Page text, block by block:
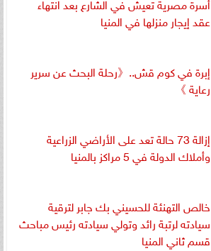
عقد إيجار منزلها في المنيا
إبرة في كوم قش..《رحلة البحث عن سرير
رعاية 》
إزالة 73 حالة تعد على الأراضي الزراعية
وأملاك الدولة في 5 مراكز بالمنيا
خالص التهنئة للحسيني بك جابر لترقية
سيادته لرتبة رائد وتولي سيادته رئيس مباحث
قسم ثاني المنيا